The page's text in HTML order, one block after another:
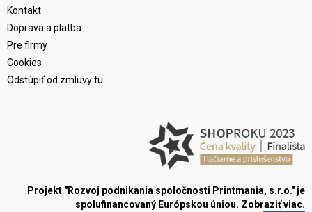
Kontakt
Doprava a platba
Pre firmy
Cookies
Odstúpiť od zmluvy tu
Projekt "Rozvoj podnikania spoločnosti Printmania, s.r.o." je
spolufinancovaný Európskou úniou. Zobraziť viac.